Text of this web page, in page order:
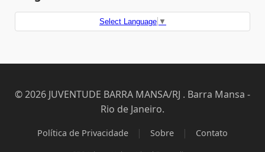
Select Language ▼
© 2026 JUVENTUDE BARRA MANSA/RJ . Barra Mansa -
Rio de Janeiro.
Política de Privacidade | Sobre | Contato